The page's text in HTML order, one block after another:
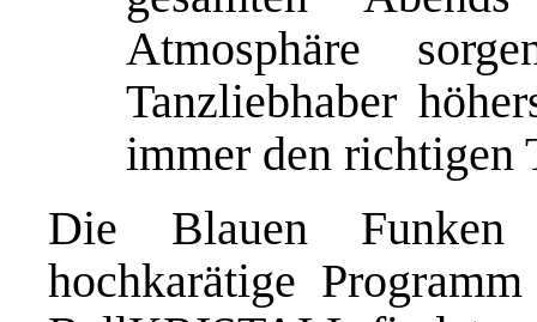
Atmosphäre
Tanzliebhaber
immer den richtigen
Die Blauen
hochkarätige